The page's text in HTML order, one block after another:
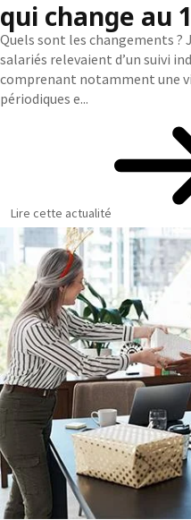
qui change au
Quels sont les changements ?
salariés relevaient d’un suivi
comprenant notamment une
périodiques e...
Lire cette actualité